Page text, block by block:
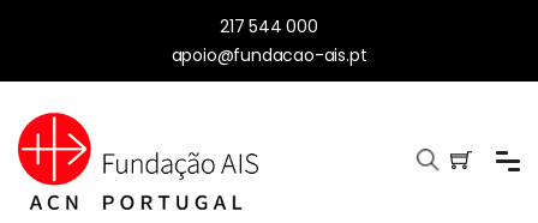
217 544 000
apoio@fundacao-ais.pt